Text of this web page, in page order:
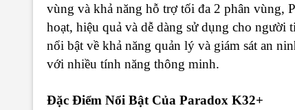
vùng và khả năng hỗ trợ tối đa 2 phân vùng,
hoạt, hiệu quả và dễ dàng sử dụng cho
nổi bật về khả năng quản lý và giám sát an
với nhiều tính năng thông minh.
Đặc Điểm Nổi Bật Của Paradox K32+